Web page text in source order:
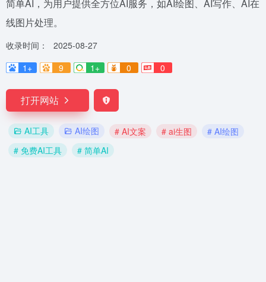
简单AI，为用户提供全方位AI服务，如AI绘图、AI写作、AI在
线图片处理。
收录时间：
2025-08-27
1+
9 1+ 0 0
打开网站
AI工具 AI绘图 # AI文案 # ai生图
# AI绘图
# 免费AI工具
# 简单AI